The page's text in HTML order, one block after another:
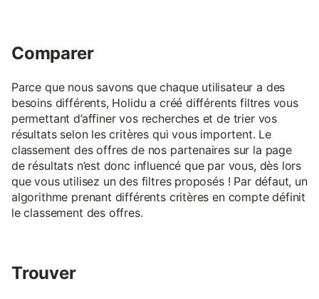
Comparer
Parce que nous savons que chaque utilisateur a des
besoins différents, Holidu a créé différents filtres vous
permettant d’affiner vos recherches et de trier vos
résultats selon les critères qui vous importent. Le
classement des offres de nos partenaires sur la page
de résultats n’est donc influencé que par vous, dès lors
que vous utilisez un des filtres proposés ! Par défaut, un
algorithme prenant différents critères en compte définit
le classement des offres.
Trouver